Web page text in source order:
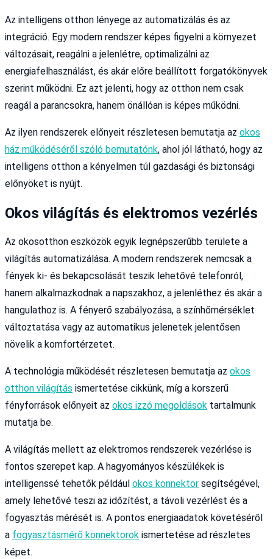
Az intelligens otthon lényege az automatizálás és az
integráció. Egy modern rendszer képes figyelni a környezet
változásait, reagálni a jelenlétre, optimalizálni az
energiafelhasználást, és akár előre beállított forgatókönyvek
szerint működni. Ez azt jelenti, hogy az otthon nem csak
reagál a parancsokra, hanem önállóan is képes működni.
Az ilyen rendszerek előnyeit részletesen bemutatja az okos
ház működéséről szóló bemutatónk, ahol jól látható, hogy az
intelligens otthon a kényelmen túl gazdasági és biztonsági
előnyöket is nyújt.
Okos világítás és elektromos vezérlés
Az okosotthon eszközök egyik legnépszerűbb területe a
világítás automatizálása. A modern rendszerek nemcsak a
fények ki- és bekapcsolását teszik lehetővé telefonról,
hanem alkalmazkodnak a napszakhoz, a jelenléthez és akár a
hangulathoz is. A fényerő szabályozása, a színhőmérséklet
változtatása vagy az automatikus jelenetek jelentősen
növelik a komfortérzetet.
A technológia működését részletesen bemutatja az okos
otthon világítás ismertetése cikkünk, míg a korszerű
fényforrások előnyeit az okos izzó megoldások tartalmunk
mutatja be.
A világítás mellett az elektromos rendszerek vezérlése is
fontos szerepet kap. A hagyományos készülékek is
intelligenssé tehetők például okos konnektor segítségével,
amely lehetővé teszi az időzítést, a távoli vezérlést és a
fogyasztás mérését is. A pontos energiaadatok követéséről
a fogyasztásmérő konnektorok ismertetése ad részletes
képet.